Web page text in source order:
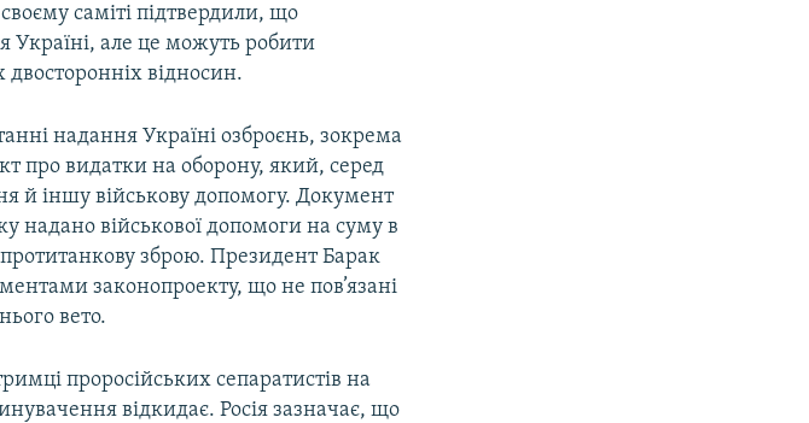
саміті підтвердили, що
Україні, але це можуть робити
відносин.
надання Україні озброєнь, зокрема
про видатки на оборону, який, серед
й іншу військову допомогу. Документ
надано військової допомоги на суму в
зброю. Президент Барак
законопроекту, що не пов’язані
вето.
проросійських сепаратистів на
відкидає. Росія зазначає, що